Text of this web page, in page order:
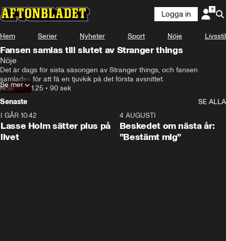
Logga in
Hem Serier Nyheter Sport Nöje Livsstil
Fansen samlas till slutet av Stranger things
Nöje
Det är dags för sista säsongen av Stranger things, och fansen
samlades för att få en tjuvkik på det första avsnittet.
Nöje•21.11.25 • 90 sek
Se mer
Senaste
SE ALLA
I GÅR 10:42
Lasse Holm sätter plus på
livet
4 AUGUSTI
Beskedet om nästa år:
”Bestämt mig”